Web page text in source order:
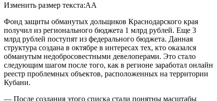
Изменить размер текста:AA
Фонд защиты обманутых дольщиков Краснодарского края
получил из регионального бюджета 1 млрд рублей. Еще 3
млрд рублей поступят из федерального бюджета. Данная
структура создана в октябре в интересах тех, кто оказался
обманутым недобросовестными девелоперами. Это стало
следующим шагом после того, как в регионе заработал онлайн
реестр проблемных объектов, расположенных на территории
Кубани.
— После создания этого списка стали понятны масштабы